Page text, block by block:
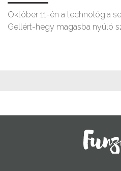
Október 11-én a technológia
Gellért-hegy magasba nyúló